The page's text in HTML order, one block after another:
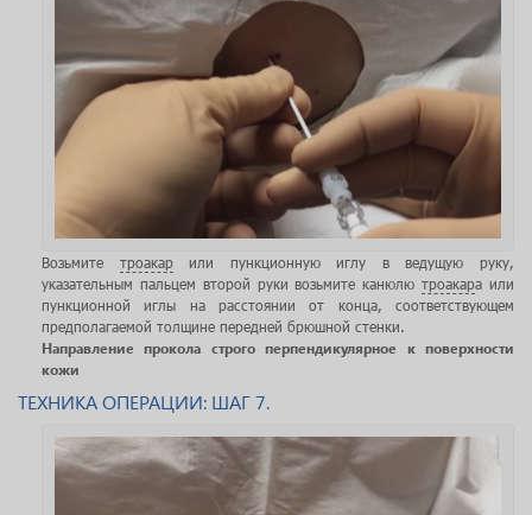
Возьмите троакарили пункционную иглу в ведущую руку,
указательным пальцем второй руки возьмите канюлютроакара или
пункционной иглы на расстоянии от конца, соответствующем
предполагаемой толщине передней брюшной стенки.
Направление прокола строго перпендикулярное к поверхности
кожи
ТЕХНИКА ОПЕРАЦИИ: ШАГ 7.